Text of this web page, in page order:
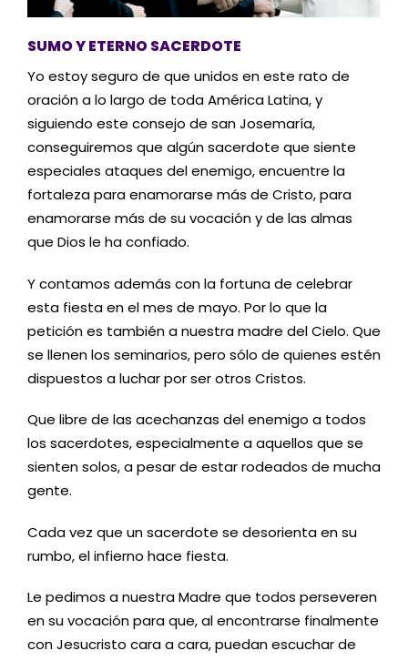
SUMO Y ETERNO SACERDOTE
Yo estoy seguro de que unidos en este rato de
oración a lo largo de toda América Latina, y
siguiendo este consejo de san Josemaría,
conseguiremos que algún sacerdote que siente
especiales ataques del enemigo, encuentre la
fortaleza para enamorarse más de Cristo, para
enamorarse más de su vocación y de las almas
que Dios le ha confiado.
Y contamos además con la fortuna de celebrar
esta fiesta en el mes de mayo. Por lo que la
petición es también a nuestra madre del Cielo. Que
se llenen los seminarios, pero sólo de quienes estén
dispuestos a luchar por ser otros Cristos.
Que libre de las acechanzas del enemigo a todos
los sacerdotes, especialmente a aquellos que se
sienten solos, a pesar de estar rodeados de mucha
gente.
Cada vez que un sacerdote se desorienta en su
rumbo, el infierno hace fiesta.
Le pedimos a nuestra Madre que todos perseveren
en su vocación para que, al encontrarse finalmente
con Jesucristo cara a cara, puedan escuchar de